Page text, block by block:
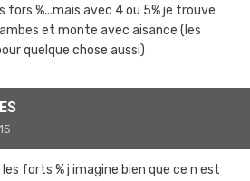
fors %...mais avec 4 ou 5% je trouve
et monte avec aisance (les
quelque chose aussi)
forts % j imagine bien que ce n est